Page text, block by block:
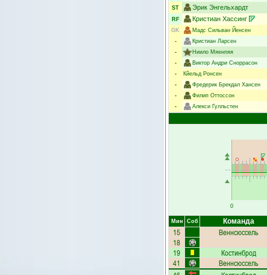
ST
Эрик Энгельхардт
RF
Кристиан Хассинг
GK
Мадс Сильван Йенсен
-
Кристиан Ларсен
-
Ниило Мяенпяя
-
Виктор Андри Сноррасон
-
Кйельд Ронсен
-
Фредерик Брекдал Хансен
-
Филип Оттоссон
-
Алекси Гулльстен
0
Мин Соб Команда
15 Веннсюссель
18
19 Костинброд
41 Веннсюссель